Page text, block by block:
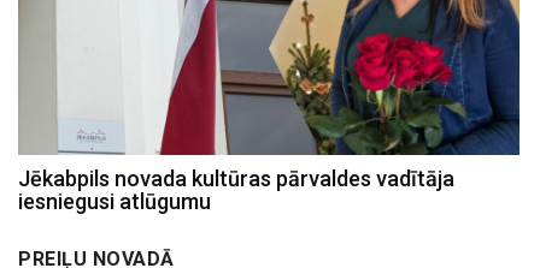
Jēkabpils novada kultūras pārvaldes vadītāja
iesniegusi atlūgumu
PREIĻU NOVADĀ